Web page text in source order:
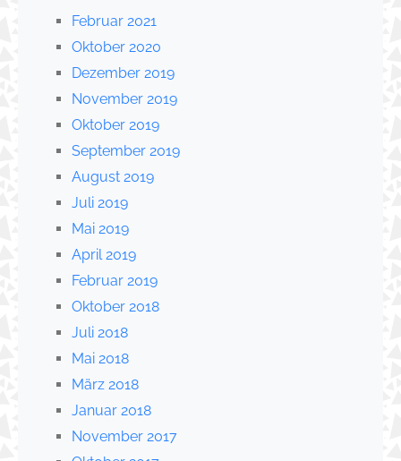
Februar 2021
Oktober 2020
Dezember 2019
November 2019
Oktober 2019
September 2019
August 2019
Juli 2019
Mai 2019
April 2019
Februar 2019
Oktober 2018
Juli 2018
Mai 2018
März 2018
Januar 2018
November 2017